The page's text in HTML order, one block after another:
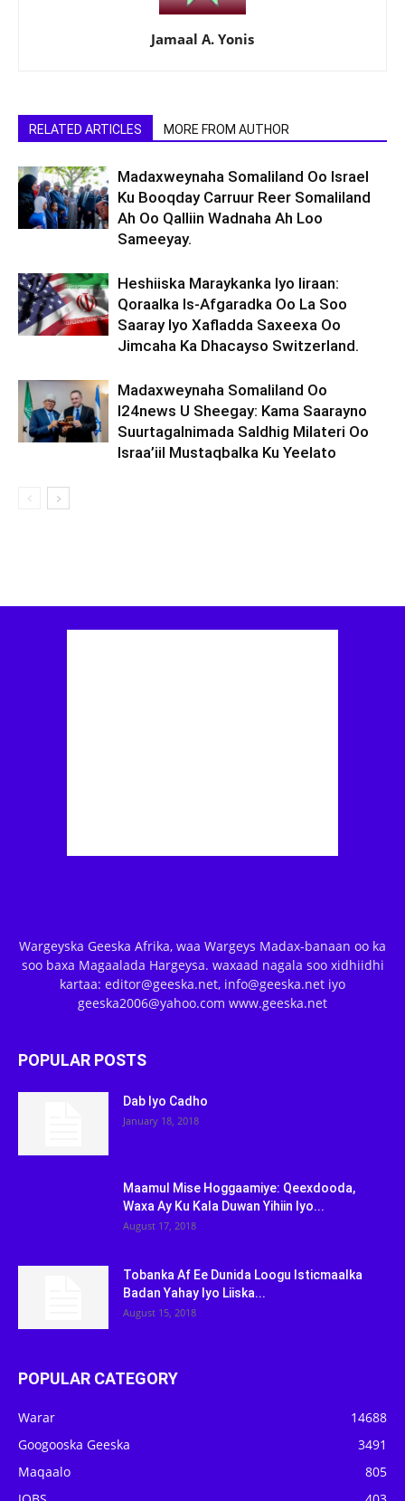
Jamaal A. Yonis
RELATED ARTICLES MORE FROM AUTHOR
Madaxweynaha Somaliland Oo Israel
Ku Booqday Carruur Reer Somaliland
Ah Oo Qalliin Wadnaha Ah Loo
Sameeyay.
Heshiiska Maraykanka Iyo Iiraan:
Qoraalka Is-Afgaradka Oo La Soo
Saaray Iyo Xafladda Saxeexa Oo
Jimcaha Ka Dhacayso Switzerland.
Madaxweynaha Somaliland Oo
I24news U Sheegay: Kama Saarayno
Suurtagalnimada Saldhig Milateri Oo
Israa’iil Mustaqbalka Ku Yeelato
Wargeyska Geeska Afrika, waa Wargeys Madax-banaan oo ka
soo baxa Magaalada Hargeysa. waxaad nagala soo xidhiidhi
kartaa: editor@geeska.net, info@geeska.net iyo
geeska2006@yahoo.com www.geeska.net
POPULAR POSTS
Dab Iyo Cadho
January 18, 2018
Maamul Mise Hoggaamiye: Qeexdooda,
Waxa Ay Ku Kala Duwan Yihiin Iyo...
August 17, 2018
Tobanka Af Ee Dunida Loogu Isticmaalka
Badan Yahay Iyo Liiska...
August 15, 2018
POPULAR CATEGORY
Warar
14688
Googooska Geeska
3491
Maqaalo
805